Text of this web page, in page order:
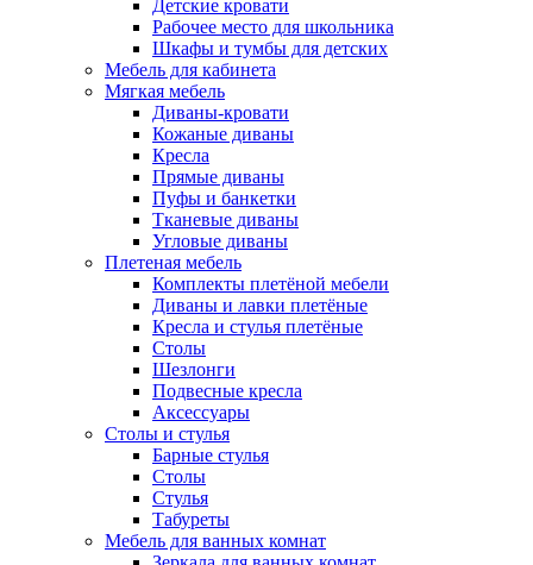
Детские кровати
Рабочее место для школьника
Шкафы и тумбы для детских
Мебель для кабинета
Мягкая мебель
Диваны-кровати
Кожаные диваны
Кресла
Прямые диваны
Пуфы и банкетки
Тканевые диваны
Угловые диваны
Плетеная мебель
Комплекты плетёной мебели
Диваны и лавки плетёные
Кресла и стулья плетёные
Столы
Шезлонги
Подвесные кресла
Аксессуары
Столы и стулья
Барные стулья
Столы
Стулья
Табуреты
Мебель для ванных комнат